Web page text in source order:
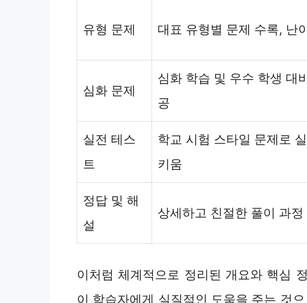
유형 문제 대표 유형별 문제 수록, 난
심화 문제
심화 학습 및 우수 학생 대
공
실전 테스
트
학교 시험 스타일 문제로
키움
정답 및 해
설
상세하고 친절한 풀이 과정
이처럼 체계적으로 정리된 개요와 핵심
이 학습자에게 실질적인 도움을 주는 것